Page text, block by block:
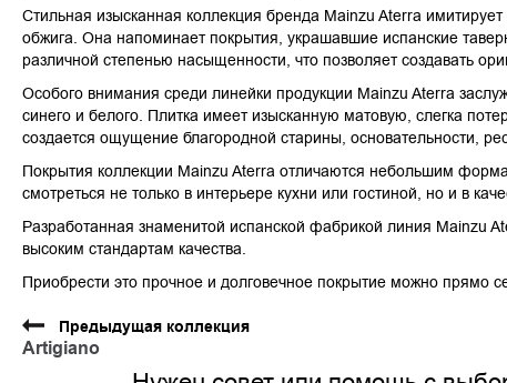
Стильная изысканная коллекция бренда Mainzu Aterra
обжига. Она напоминает покрытия, украшавшие испанские
различной степенью насыщенности, что позволяет создавать
Особого внимания среди линейки продукции Mainzu Aterra
синего и белого. Плитка имеет изысканную матовую, слегка
создается ощущение благородной старины, основательности,
Покрытия коллекции Mainzu Aterra отличаются небольшим
смотреться не только в интерьере кухни или гостиной, но и в
Разработанная знаменитой испанской фабрикой линия Mainzu
высоким стандартам качества.
Приобрести это прочное и долговечное покрытие можно прямо
Предыдущая коллекция
Artigiano